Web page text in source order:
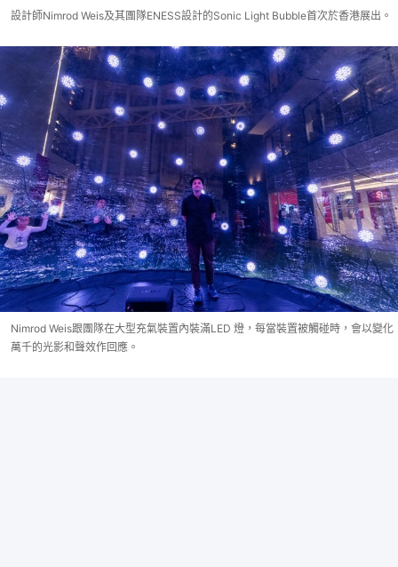
設計師Nimrod Weis及其團隊ENESS設計的Sonic Light Bubble首次於香港展出。
Nimrod Weis跟團隊在大型充氣裝置內裝滿LED 燈，每當裝置被觸碰時，會以變化
萬千的光影和聲效作回應。